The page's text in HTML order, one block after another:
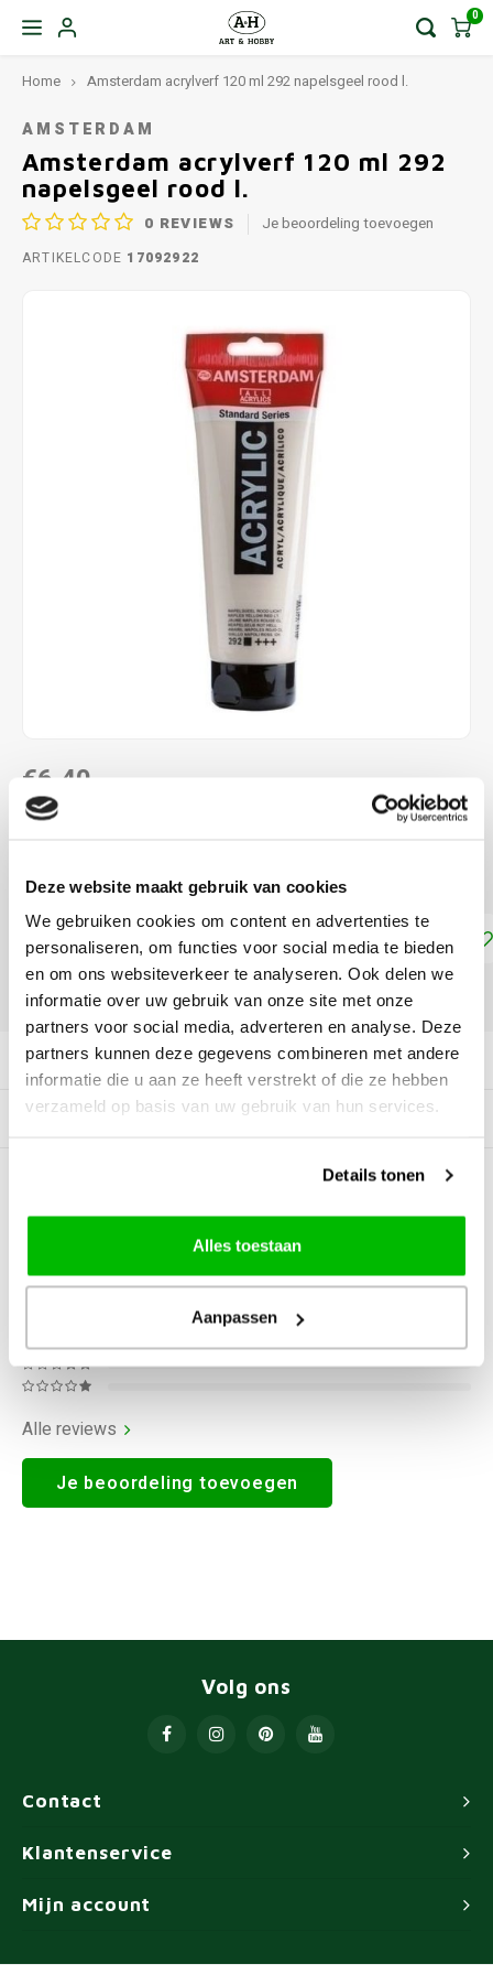
Deze website maakt gebruik van cookies
We gebruiken cookies om content en advertenties te
personaliseren, om functies voor social media te bieden
en om ons websiteverkeer te analyseren. Ook delen we
informatie over uw gebruik van onze site met onze
partners voor social media, adverteren en analyse. Deze
partners kunnen deze gegevens combineren met andere
informatie die u aan ze heeft verstrekt of die ze hebben
verzameld op basis van uw gebruik van hun services.
Details tonen
Alles toestaan
Aanpassen
0
Home Amsterdam acrylverf 120 ml 292 napelsgeel rood l.
AMSTERDAM
Amsterdam acrylverf 120 ml 292
napelsgeel rood l.
0 REVIEWS Je beoordeling toevoegen
ARTIKELCODE 17092922
€6,40
DIRECT LEVERBAAR
Dekkracht: Dekkend Lees meer
Toevoegen aan winkelwagen
DELEN:
Productomschrijving
Gerelateerde producten
BEOORDELINGEN
Alle reviews
Je beoordeling toevoegen
Contact
Volg ons
Klantenservice
Mijn account